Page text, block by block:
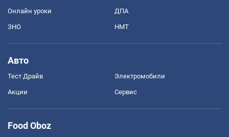
Онлайн уроки ДПА
ЗНО НМТ
Авто
Тест Драйв Электромобили
Акции Сервис
Food Oboz